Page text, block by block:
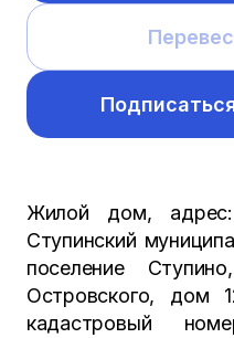
Жилой дом, адрес:
Ступинский
поселение
Островского, дом
кадастровый